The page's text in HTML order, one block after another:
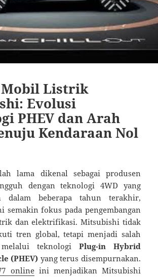
Listrik
Evolusi
PHEV dan Arah
Kendaraan Nol
lama dikenal sebagai produsen
dengan teknologi 4WD yang
dalam beberapa tahun terakhir,
semakin fokus pada pengembangan
dan elektrifikasi. Mitsubishi tidak
tren global, tetapi menjadi salah
teknologi Plug-in Hybrid
(PHEV) yang terus disempurnakan.
onlineini menjadikan Mitsubishi